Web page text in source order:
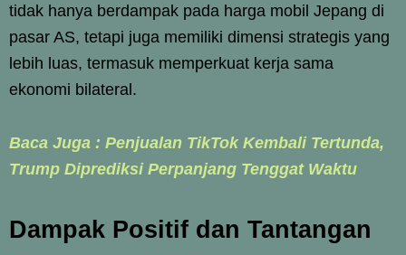
tidak hanya berdampak pada harga mobil Jepang di
pasar AS, tetapi juga memiliki dimensi strategis yang
lebih luas, termasuk memperkuat kerja sama
ekonomi bilateral.
Baca Juga : Penjualan TikTok Kembali Tertunda,
Trump Diprediksi Perpanjang Tenggat Waktu
Dampak Positif dan Tantangan